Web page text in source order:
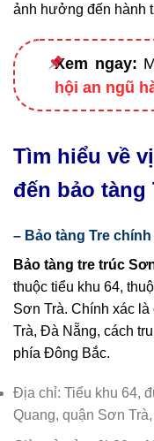
ảnh hưởng đến hành
Xem ngay:
hội an ngũ
Tìm hiểu về
đến bảo tàng
– Bảo tàng Tre
Bảo tàng tre trúc
thuộc tiểu khu 64,
Sơn Trà. Chính xác
Trà, Đà Nẵng, cách
phía Đông Bắc.
Địa chỉ: Tiểu khu 64,
Quang, quận Sơn